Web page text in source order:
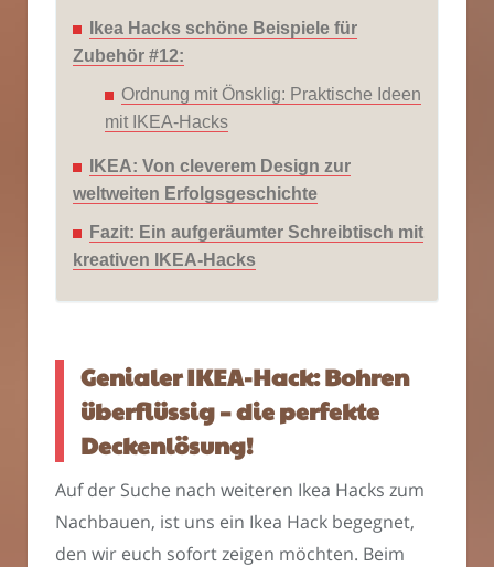
Ikea Hacks schöne Beispiele für
Zubehör #12:
Ordnung mit Önsklig: Praktische Ideen
mit IKEA-Hacks
IKEA: Von cleverem Design zur
weltweiten Erfolgsgeschichte
Fazit: Ein aufgeräumter Schreibtisch mit
kreativen IKEA-Hacks
Genialer IKEA-Hack: Bohren
überflüssig – die perfekte
Deckenlösung!
Auf der Suche nach weiteren Ikea Hacks zum
Nachbauen, ist uns ein Ikea Hack begegnet,
den wir euch sofort zeigen möchten. Beim